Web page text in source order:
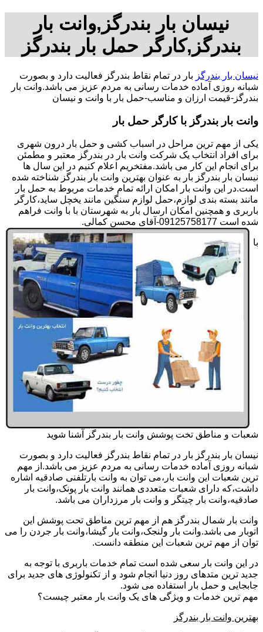
نیسان بار بندرگز,وانت بار
بندرگز,کارگر حمل بار بندرگز
نیسان بار بندرگز بار در تمام نقاط بندرگز فعالیت دارد و بصورت
شبانه روزی آماده خدمات رسانی به مردم عزیز می باشد.وانت بار
بندرگز-قیمت ارزان و مناسب-حمل بار با وانت و نیسان
وانت بار بندرگز با کارگر حمل بار
یکی از مهم ترین مراحل در اسباب کشی و حمل بار درون شهری
برای افراد انتخاب یک شرکت وانت بار در بندرگز معتبر و مطمئن
برای انجام این کار می باشد.مفتخریم اعلام کنیم در این سال ها
نیسان بار بندرگز بار به عنوان بهترین وانت بار بندرگز شناخته شده
است.در این وانت بار امکان ارائه تمام خدمات مربوط به حمل بار
مانند بسته بندی لوازم،حمل لوازم سنگین مانند یخچل ساید،کارگر
باربری و همچنین امکان ارسال بار به شهرستان با با وانت فراهم
شده است 09125758177-آقای محسن کمالی.
با
شعبات و مناطق تخت پوشش وانت بار بندرگز آشنا شوید
نیسان بار بندرگز بار در تمام نقاط بندرگز فعالیت دارد و بصورت
شبانه روزی آماده خدمات رسانی به مردم عزیز می باشد.از مهم
ترین شعبات این وانت بار،می توان به وانت بارتلفنی صادقیه اشاره
داشت،که دارای شعبات متعددی همانند وانت بار پونک،وانت بار
صادقیه،وانت بار چیتگر و وانت بار مرزداران می باشد.
وانت بار شمال بندرگز هم از مهم ترین مناطق تحت پوشش این
اتوبار می باشد.وانت بار ولنجک،وانت بار گیشا،وانت بار جردن را می
توان از مهم ترین شعبات این منطقه دانست.
در این وانت بار سعی شده است تمام خدمات باربری با توجه به
جدید ترین متدهای روز دنیا انجام شود و از تکنولوژی های جدید برای
جابجایی و حمل بار استفاده می شود.
مهم ترین خدمات و ویژگی های یک وانت بار معتبر چیست؟
بهترین وانت بار بندرگز